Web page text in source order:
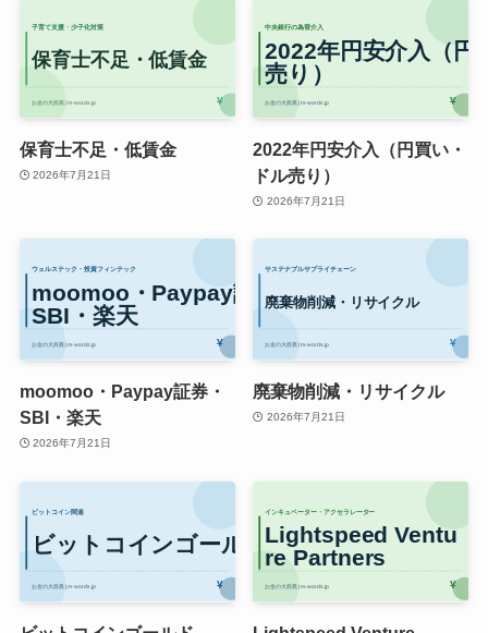
保育士不足・低賃金
2026年7月21日
2022年円安介入（円買い・
ドル売り）
2026年7月21日
moomoo・Paypay証券・
SBI・楽天
2026年7月21日
廃棄物削減・リサイクル
2026年7月21日